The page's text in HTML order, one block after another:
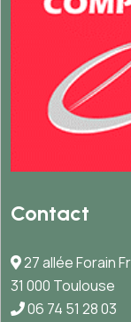
Contact
27 allée Forain
31 000 Toulouse
06 74 51 28 03